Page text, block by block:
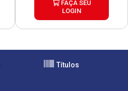
FAÇA SEU
LOGIN
Títulos